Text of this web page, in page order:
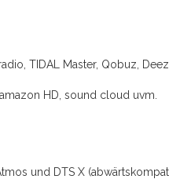
TIDAL Master, Qobuz,
HD, sound cloud uvm.
und DTS X